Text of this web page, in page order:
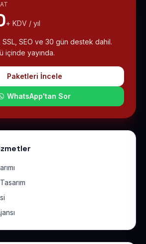
+ KDV / yıl
SSL, SEO ve 30 gün destek dahil.
içinde yayında.
Paketleri İncele
WhatsApp'tan Sor